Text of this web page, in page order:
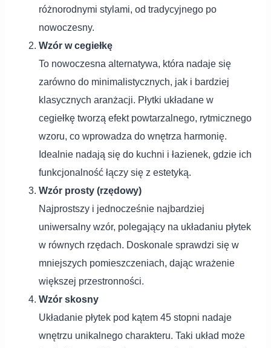
różnorodnymi stylami, od tradycyjnego po
nowoczesny.
Wzór w cegiełkę
To nowoczesna alternatywa, która nadaje się
zarówno do minimalistycznych, jak i bardziej
klasycznych aranżacji. Płytki układane w
cegiełkę tworzą efekt powtarzalnego, rytmicznego
wzoru, co wprowadza do wnętrza harmonię.
Idealnie nadają się do kuchni i łazienek, gdzie ich
funkcjonalność łączy się z estetyką.
Wzór prosty (rzędowy)
Najprostszy i jednocześnie najbardziej
uniwersalny wzór, polegający na układaniu płytek
w równych rzędach. Doskonale sprawdzi się w
mniejszych pomieszczeniach, dając wrażenie
większej przestronności.
Wzór skosny
Układanie płytek pod kątem 45 stopni nadaje
wnętrzu unikalnego charakteru. Taki układ może